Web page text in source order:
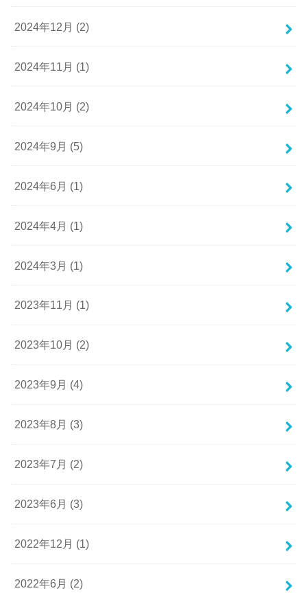
2024年12月 (2)
2024年11月 (1)
2024年10月 (2)
2024年9月 (5)
2024年6月 (1)
2024年4月 (1)
2024年3月 (1)
2023年11月 (1)
2023年10月 (2)
2023年9月 (4)
2023年8月 (3)
2023年7月 (2)
2023年6月 (3)
2022年12月 (1)
2022年6月 (2)